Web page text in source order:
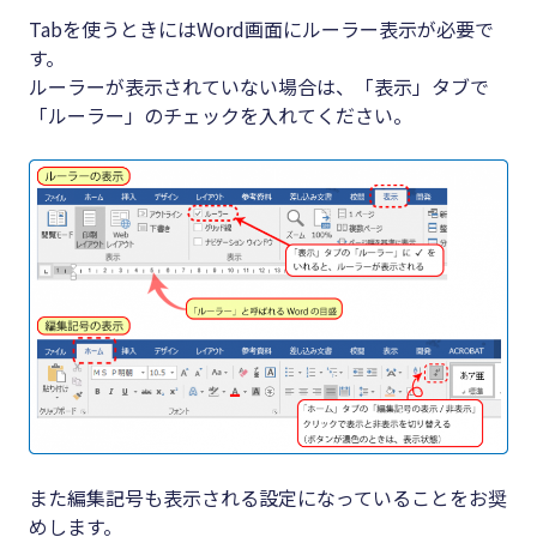
Tabを使うときにはWord画面にルーラー表示が必要で
す。
ルーラーが表示されていない場合は、「表示」タブで
「ルーラー」のチェックを入れてください。
また編集記号も表示される設定になっていることをお奨
めします。